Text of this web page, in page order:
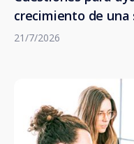
crecimiento de
21/7/2026